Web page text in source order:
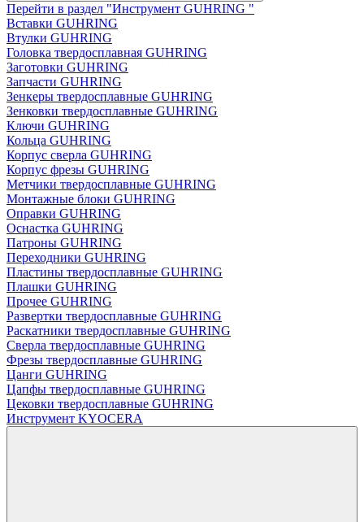
Перейти в раздел "Инструмент GUHRING "
Вставки GUHRING
Втулки GUHRING
Головка твердосплавная GUHRING
Заготовки GUHRING
Запчасти GUHRING
Зенкеры твердосплавные GUHRING
Зенковки твердосплавные GUHRING
Ключи GUHRING
Кольца GUHRING
Корпус сверла GUHRING
Корпус фрезы GUHRING
Метчики твердосплавные GUHRING
Монтажные блоки GUHRING
Оправки GUHRING
Оснастка GUHRING
Патроны GUHRING
Переходники GUHRING
Пластины твердосплавные GUHRING
Плашки GUHRING
Прочее GUHRING
Развертки твердосплавные GUHRING
Раскатники твердосплавные GUHRING
Сверла твердосплавные GUHRING
Фрезы твердосплавные GUHRING
Цанги GUHRING
Цапфы твердосплавные GUHRING
Цековки твердосплавные GUHRING
Инструмент KYOCERA